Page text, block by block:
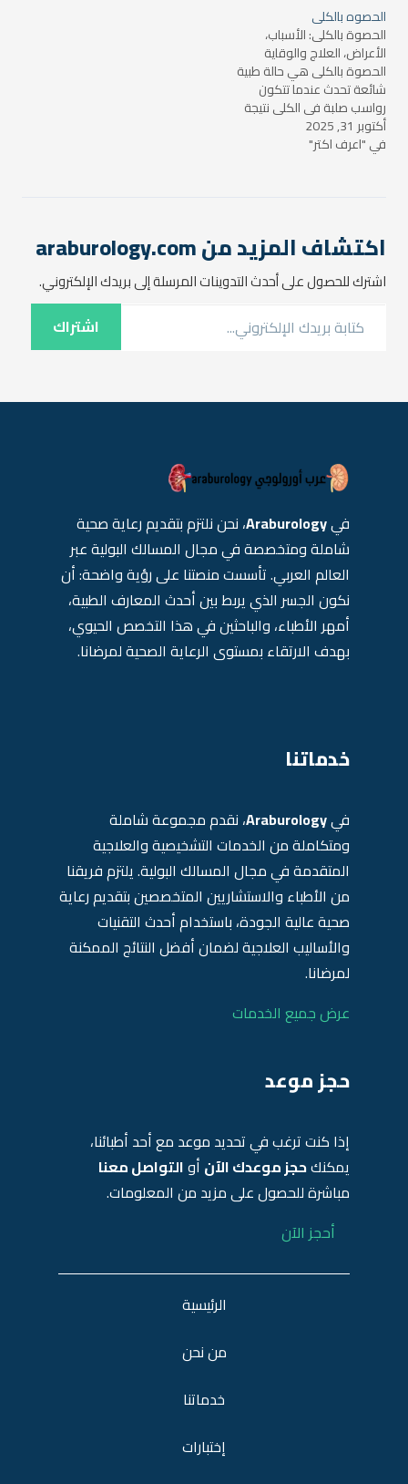
وقد يواجه بعض الأشخاص
مشكلة الحصوات الكلوية
بشكل متكرر، مما يؤدي إلى…
الحصوه بالكلى
الحصوة بالكلى: الأسباب،
الأعراض، العلاج والوقاية
الحصوة بالكلى هي حالة طبية
شائعة تحدث عندما تتكون
رواسب صلبة في الكلى نتيجة
تراكم بعض المواد مثل الأملاح
والمعادن. يمكن أن تختلف
حجم الحصوة من حبيبات
المقال، سنتناول…
أكتوبر 31, 2025
في "اعرف اكتر"
اكتشاف المزيد من araburology.com
اشترك للحصول على أحدث التدوينات المرسلة إلى بريدك الإلكتروني.
اشتراك
فيAraburology، نحن نلتزم بتقديم رعاية صحية
شاملة ومتخصصة في مجال المسالك البولية عبر
العالم العربي. تأسست منصتنا على رؤية واضحة: أن
نكون الجسر الذي يربط بين أحدث المعارف الطبية،
أمهر الأطباء، والباحثين في هذا التخصص الحيوي،
بهدف الارتقاء بمستوى الرعاية الصحية لمرضانا.
خدماتنا
فيAraburology، نقدم مجموعة شاملة
ومتكاملة من الخدمات التشخيصية والعلاجية
المتقدمة في مجال المسالك البولية. يلتزم فريقنا
من الأطباء والاستشاريين المتخصصين بتقديم رعاية
صحية عالية الجودة، باستخدام أحدث التقنيات
والأساليب العلاجية لضمان أفضل النتائج الممكنة
لمرضانا.
عرض جميع الخدمات
حجز موعد
إذا كنت ترغب في تحديد موعد مع أحد أطبائنا،
يمكنكحجز موعدك الآن أوالتواصل معنا
مباشرة للحصول على مزيد من المعلومات.
أحجز الآن
الرئيسية
من نحن
خدماتنا
إختبارات